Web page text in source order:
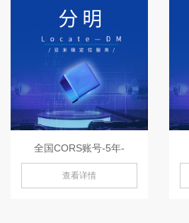
全国CORS账号-5年-
查看详情